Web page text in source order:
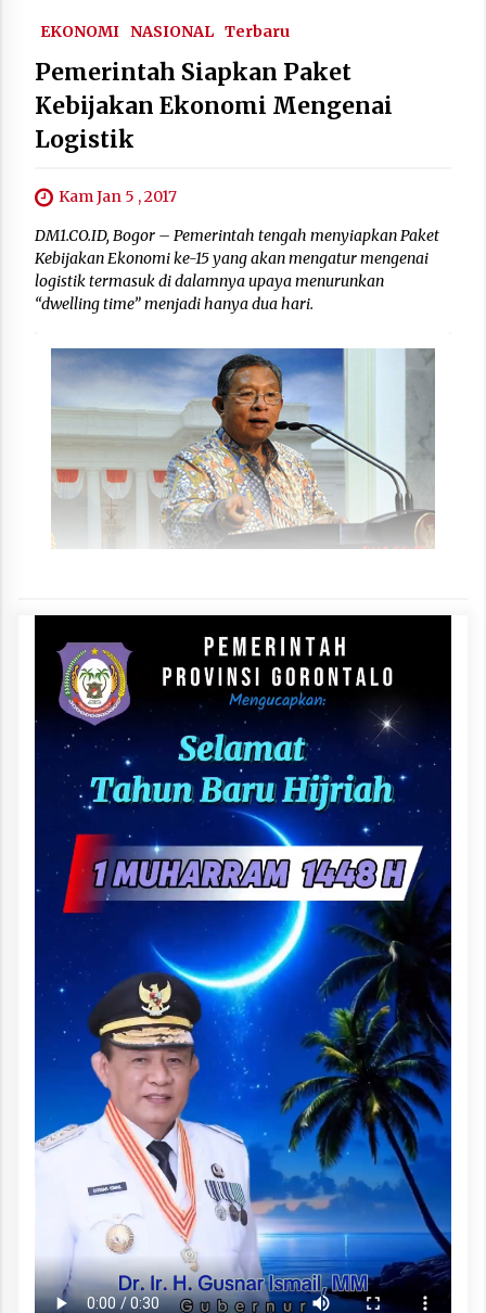
EKONOMI NASIONAL Terbaru
Pemerintah Siapkan Paket
Kebijakan Ekonomi Mengenai
Logistik
Kam Jan 5 , 2017
DM1.CO.ID, Bogor – Pemerintah tengah menyiapkan Paket
Kebijakan Ekonomi ke-15 yang akan mengatur mengenai
logistik termasuk di dalamnya upaya menurunkan
“dwelling time” menjadi hanya dua hari.